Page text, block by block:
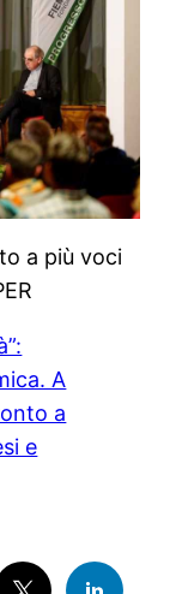
a più voci
A
a
e